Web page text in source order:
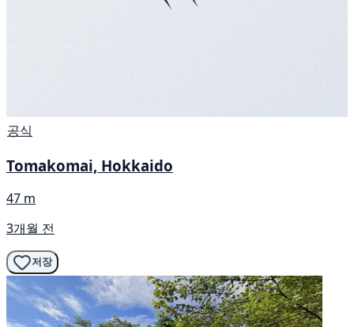
공식
Tomakomai, Hokkaido
47 m
3개월 전
저장